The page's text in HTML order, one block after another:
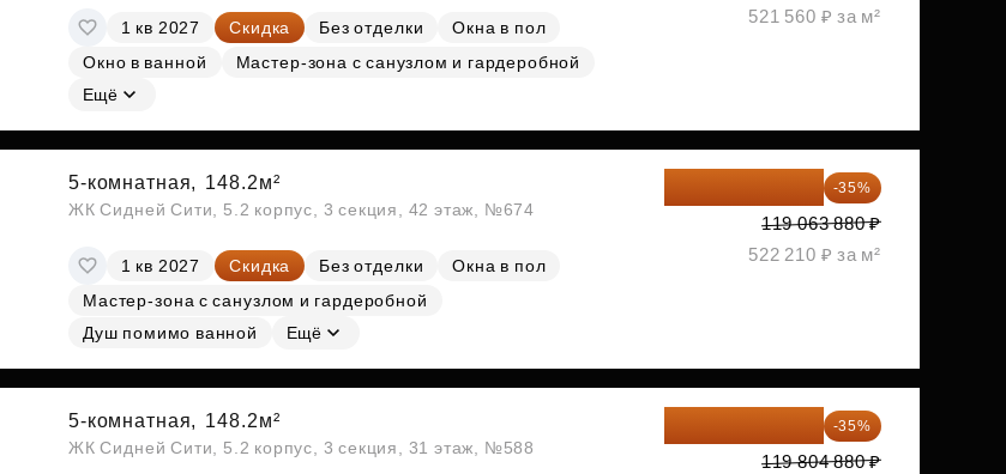
1 кв 2027 Скидка Без отделки
Окна в пол
Окно в ванной
Мастер-зона с санузлом и гардеробной
Ещё
521 560 ₽ за м²
5-комнатная, 148.2м²
ЖК Сидней Сити, 5.2 корпус, 3 секция, 42 этаж, №674
1 кв 2027 Скидка Без отделки
Окна в пол
Мастер-зона с санузлом и гардеробной
Душ помимо ванной
Ещё
-35%
119 063 880 ₽
522 210 ₽ за м²
5-комнатная, 148.2м²
ЖК Сидней Сити, 5.2 корпус, 3 секция, 31 этаж, №588
-35%
119 804 880 ₽